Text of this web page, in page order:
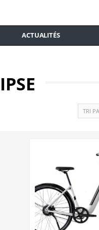
ACTUALITÉS